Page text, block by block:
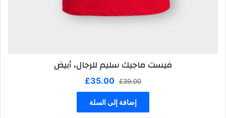
فيست ماجيك سليم للرجال، أبيض
£39.00
السعر
الأصلي
هو:
£39.00.
£35.00
الحالي
£35.00.
إضافة إلى السلة